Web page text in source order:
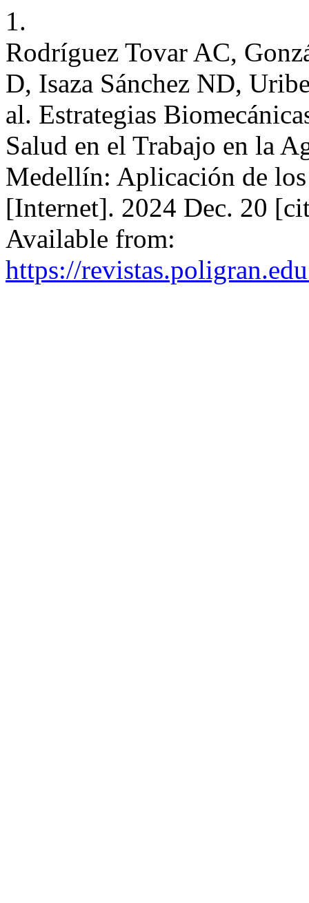
1.
Rodríguez Tovar AC,
D, Isaza Sánchez ND,
al. Estrategias
Salud en el Trabajo en la
Medellín: Aplicación de
[Internet]. 2024 Dec. 20
Available from:
https://